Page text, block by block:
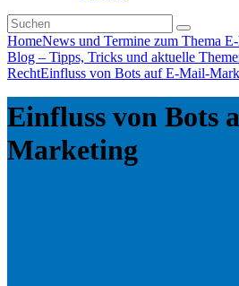
HomeNews und Termine zum Thema
Blog – Tipps, Tricks und aktuelle
RechtEinfluss von Bots auf E-Mail-
Einfluss von Bots
Marketing